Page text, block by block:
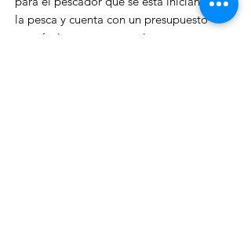
la pesca y cuenta con un presupuesto
económico, pero que quiere pescar con